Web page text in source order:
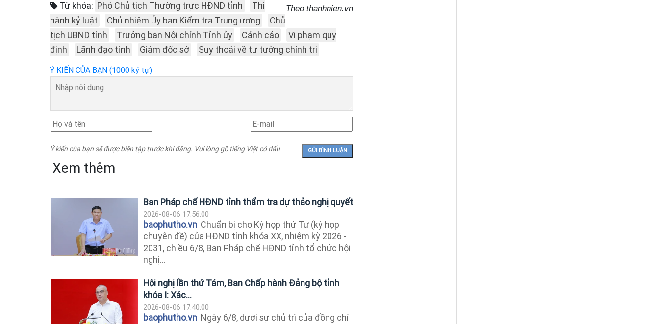
Theo thanhnien.vn
Từ khóa: Phó Chủ tịch Thường trực HĐND tỉnh
Thi
hành kỷ luật
Chủ nhiệm Ủy ban Kiểm tra Trung ương
Chủ
tịch UBND tỉnh
Trưởng ban Nội chính Tỉnh ủy Cảnh cáo
Vi phạm quy
định
Lãnh đạo tỉnh Giám đốc sở Suy thoái về tư tưởng chính trị
Ý KIẾN CỦA BẠN (1000 ký tự)
Ý kiến của bạn sẽ được biên tập trước khi đăng. Vui lòng gõ tiếng Việt có dấu
Xem thêm
Ban Pháp chế HĐND tỉnh thẩm tra dự thảo nghị quyết
2026-08-06 17:56:00
baophutho.vn Chuẩn bị cho Kỳ họp thứ Tư (kỳ họp
chuyên đề) của HĐND tỉnh khóa XX, nhiệm kỳ 2026 -
2031, chiều 6/8, Ban Pháp chế HĐND tỉnh tổ chức hội
nghị...
Hội nghị lần thứ Tám, Ban Chấp hành Đảng bộ tỉnh
khóa I: Xác...
2026-08-06 17:40:00
baophutho.vn Ngày 6/8, dưới sự chủ trì của đồng chí